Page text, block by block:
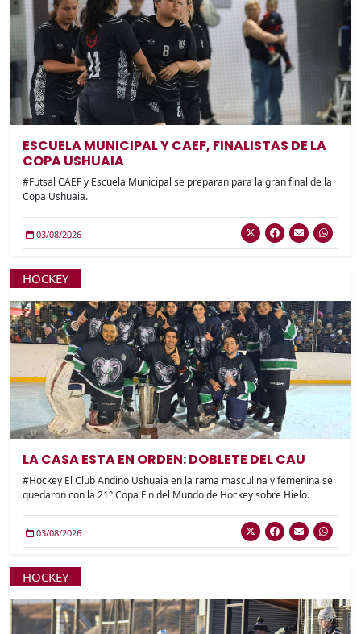
ESCUELA MUNICIPAL Y CAEF, FINALISTAS DE LA
COPA USHUAIA
#Futsal CAEF y Escuela Municipal se preparan para la gran final de la
Copa Ushuaia.
03/08/2026
HOCKEY
LA CASA ESTA EN ORDEN: DOBLETE DEL CAU
#Hockey El Club Andino Ushuaia en la rama masculina y femenina se
quedaron con la 21° Copa Fin del Mundo de Hockey sobre Hielo.
03/08/2026
HOCKEY